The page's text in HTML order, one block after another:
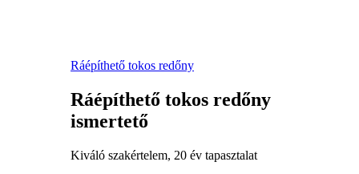
Ráépíthető tokos redőny
Ráépíthető tokos redőny
ismertető
Kiváló szakértelem, 20 év tapasztalat